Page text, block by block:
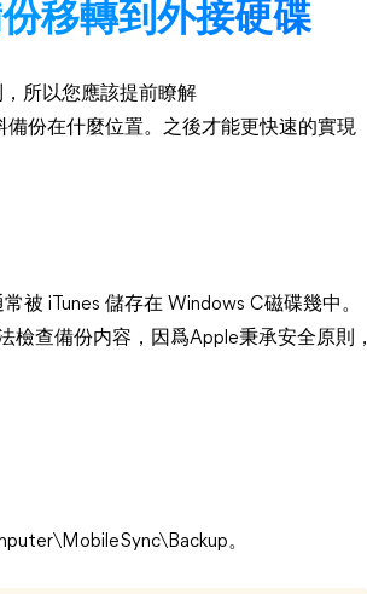
移轉到外接硬碟
，所以您應該提前瞭解
備份在什麼位置。之後才能更快速的實現
被 iTunes 儲存在 Windows C磁碟幾中。
檢查備份内容，因爲Apple秉承安全原則，
。